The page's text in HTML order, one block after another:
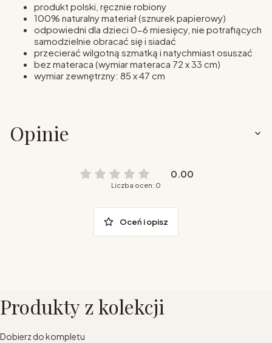
produkt polski, ręcznie robiony
100% naturalny materiał (sznurek papierowy)
odpowiedni dla dzieci 0-6 miesięcy, nie potrafiących
samodzielnie obracać się i siadać
przecierać wilgotną szmatką i natychmiast osuszać
bez materaca (wymiar materaca 72 x 33 cm)
wymiar zewnętrzny: 85 x 47 cm
Opinie
0.00
Liczba ocen: 0
Oceń i opisz
Produkty z kolekcji
Dobierz do kompletu